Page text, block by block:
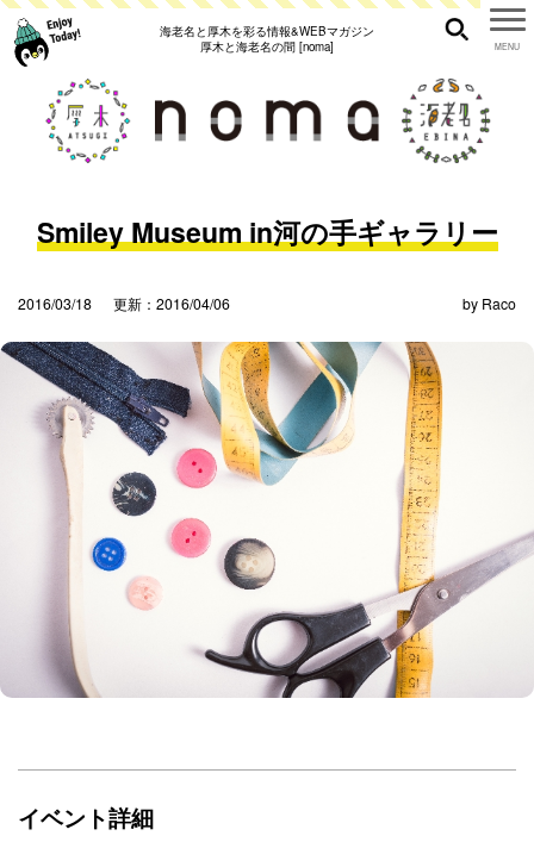
海老名と厚木を彩る情報&WEBマガジン
厚木と海老名の間 [noma]
Smiley Museum in河の手ギャラリー
2016/03/18 更新：2016/04/06 by Raco
イベント詳細